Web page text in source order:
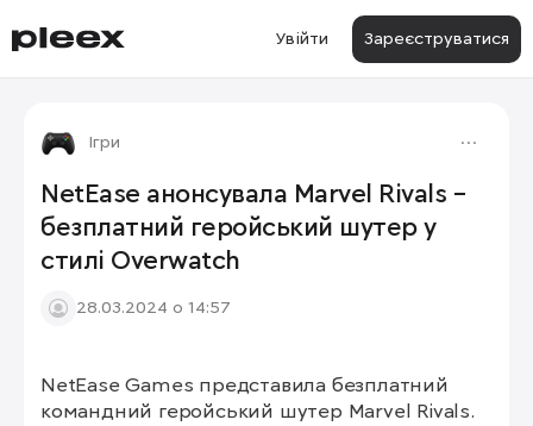
Увійти Зареєструватися
Ігри
NetEase анонсувала Marvel Rivals –
безплатний геройський шутер у
стилі Overwatch
28.03.2024 о 14:57
NetEase Games представила безплатний
командний геройський шутер Marvel Rivals.